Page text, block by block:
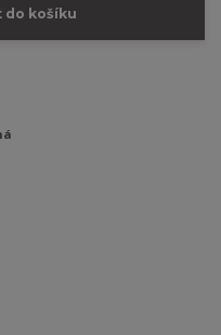
do košíku